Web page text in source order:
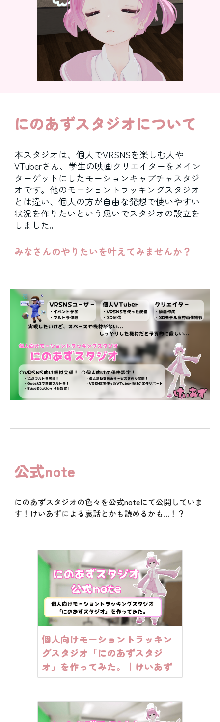
にのあずスタジオについて
本スタジオは、個人でVRSNSを楽しむ人や
VTuberさん、学生の映画クリエイターをメイン
ターゲットにしたモーションキャプチャスタジ
オです。他のモーショントラッキングスタジオ
とは違い、個人の方が自由な発想で使いやすい
状況を作りたいという思いでスタジオの設立を
しました。
みなさんのやりたいを叶えてみませんか？
公式note
にのあずスタジオの色々を公式noteにて公開していま
す！けいあずによる裏話とかも読めるかも...！？
個人向けモーショントラッキン
グスタジオ「にのあずスタジ
オ」を作ってみた。｜けいあず